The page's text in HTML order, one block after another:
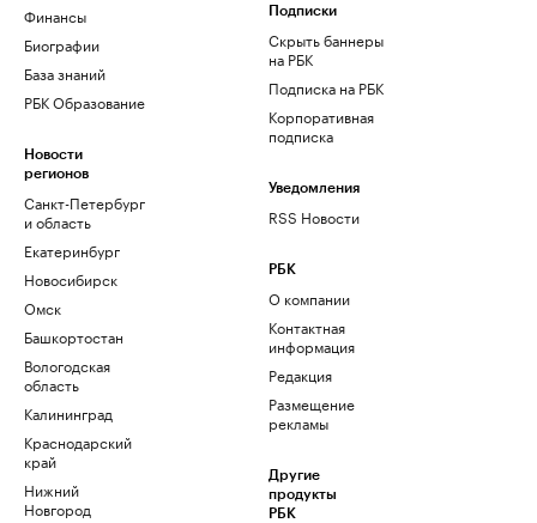
Финансы
Биографии
База знаний
РБК Образование
Новости
регионов
Санкт-Петербург
и область
Екатеринбург
Новосибирск
Омск
Башкортостан
Вологодская
область
Калининград
Краснодарский
край
Нижний
Новгород
Подписки
Скрыть баннеры
на РБК
Подписка на РБК
Корпоративная
подписка
Уведомления
RSS Новости
РБК
О компании
Контактная
информация
Редакция
Размещение
рекламы
Другие
продукты
РБК